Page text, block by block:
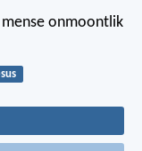
onmoontlik